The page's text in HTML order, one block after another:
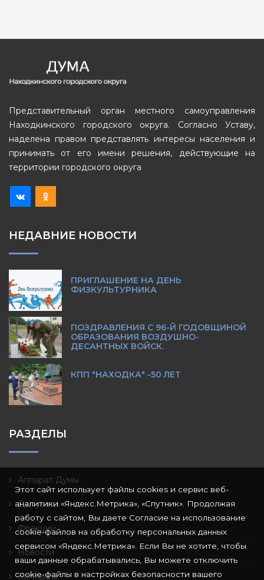
Представительный орган местного самоуправления
Находкинского городского округа. Согласно Уставу,
наделена правом представлять интересы населения и
принимать от его имени решения, действующие на
территории городского округа
НЕДАВНИЕ НОВОСТИ
ПРИГЛАШЕНИЕ НА ДЕНЬ
ФИЗКУЛЬТУРНИКА
ПОЗДРАВЛЕНИЯ С 96-Й ГОДОВЩИНОЙ
ОБРАЗОВАНИЯ ВОЗДУШНО-
ДЕСАНТНЫХ ВОЙСК.
КПП "НАХОДКА" -50 ЛЕТ
РАЗДЕЛЫ
Аппарат Думы
Депутаты
Фракции
Новости
Контакты
Этот сайт использует файлы cookies и сервис веб-
аналитики «Яндекс.Метрика», «Спутник». Продолжая
работу с сайтом, Вы даете Согласие на использование
cookie-файлов на обработку персональных данных
сервисом «Яндекс.Метрика». Если Вы не хотите, чтобы
ваши данные обрабатывались, Вы можете отключить
cookie-файлы в настройках безопасности вашего